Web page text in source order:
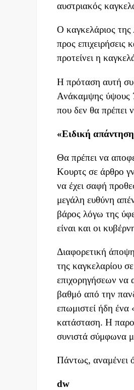
αυστριακός
Ο καγκελάριος της
προς
προτείνει η
Η πρόταση αυτή
Ανάκαμψης ύψους
που δεν θα πρέπει
«Ειδική
Θα πρέπει να
Κουρτς σε άρθρο
να έχει σαφή
μεγάλη ευθύνη
βάρος λόγω της
είναι και οι
Διαφορετική
της καγκελαρίου
επιχορηγήσεων να
βαθμό από την
επωμιστεί ήδη ένα
κατάσταση. Η
συνιστά σύμφωνα
Πάντως, αναμένει
dw